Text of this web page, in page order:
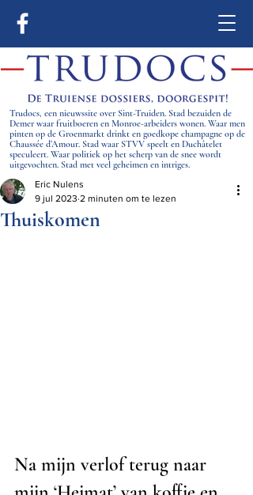
Trudocs, een nieuwssite over Sint-Truiden. Stad bezuiden de
Demer waar fruitboeren en Monroe-arbeiders wonen. Waar men
pinten op de Groenmarkt drinkt en goedkope champagne op de
Chaussée d’Amour. Stad waar STVV speelt en Duchâtelet
speculeert. Waar politiek op het scherp van de snee wordt
uitgevochten. Stad met veel geheimen en intriges.
Thuiskomen
Eric Nulens
9 jul 2023 2 minuten om te lezen
Na mijn verlof terug naar